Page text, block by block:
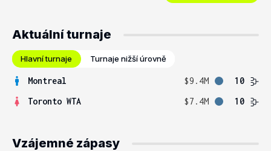
Aktuální turnaje
Hlavní turnaje Turnaje nižší úrovně
Montreal $9.4M
10
Toronto WTA
$7.4M 10
Vzájemné zápasy